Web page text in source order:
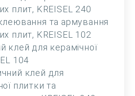
плит, KREISEL 240
та армування
плит, KREISEL 102
клей для керамічної
104
клей для
плитки та